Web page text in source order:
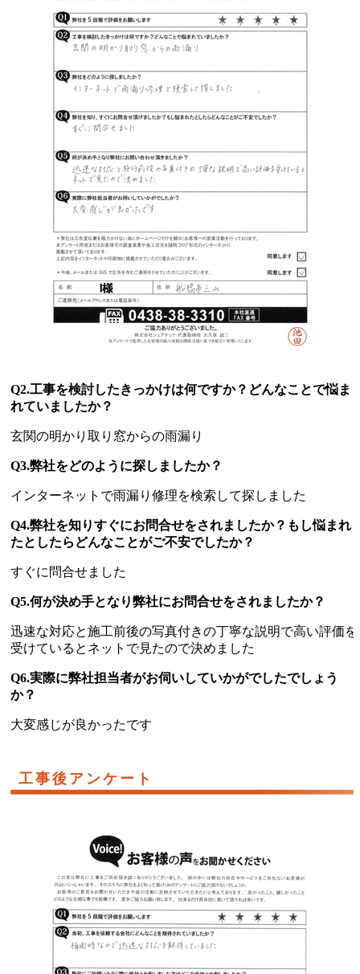
Q2.工事を検討したきっかけは何ですか？どんなことで悩ま
れていましたか？
玄関の明かり取り窓からの雨漏り
Q3.弊社をどのように探しましたか？
インターネットで雨漏り修理を検索して探しました
Q4.弊社を知りすぐにお問合せをされましたか？もし悩まれ
たとしたらどんなことがご不安でしたか？
すぐに問合せました
Q5.何が決め手となり弊社にお問合せをされましたか？
迅速な対応と施工前後の写真付きの丁寧な説明で高い評価を
受けているとネットで見たので決めました
Q6.実際に弊社担当者がお伺いしていかがでしたでしょう
か？
大変感じが良かったです
工事後アンケート